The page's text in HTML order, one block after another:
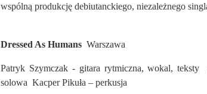
wspólną produkcję debiutanckiego, niezależnego
Dressed As Humans Warszawa
Patryk Szymczak - gitara rytmiczna, wokal,
solowa Kacper Pikuła – perkusja